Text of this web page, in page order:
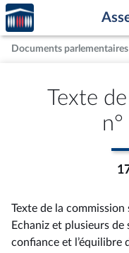
Aller au contenu
Aller en bas de la page
Accèder
à la
page
d'accueil
Documents parlementaires
Texte
Texte de la
Echaniz et plusieurs
confiance et l’équilibre